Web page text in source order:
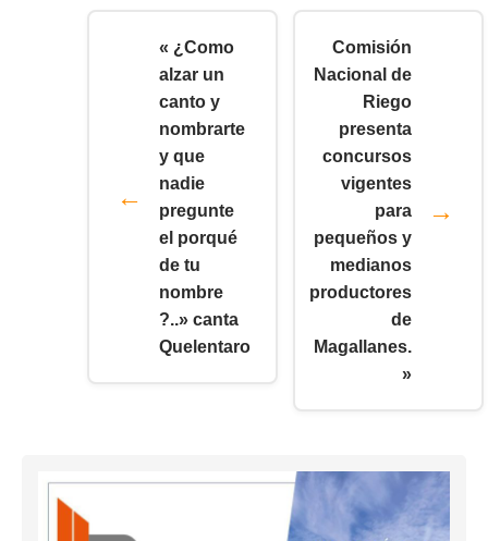
« ¿Como
alzar un
canto y
nombrarte
y que
nadie
pregunte
el porqué
de tu
nombre
?..» canta
Quelentaro
Comisión
Nacional de
Riego
presenta
concursos
vigentes
para
pequeños y
medianos
productores
de
Magallanes.
»